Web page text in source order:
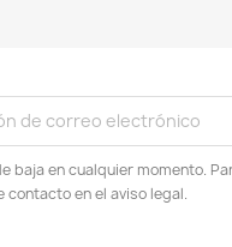
baja en cualquier momento.
contacto en el aviso legal.